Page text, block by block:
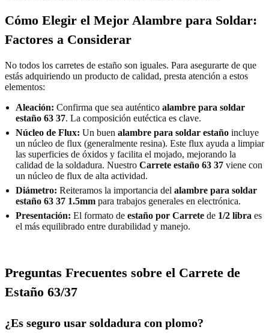
Cómo Elegir el Mejor Alambre para Soldar:
Factores a Considerar
No todos los carretes de estaño son iguales. Para asegurarte de que
estás adquiriendo un producto de calidad, presta atención a estos
elementos:
Aleación: Confirma que sea auténtico alambre para soldar
estaño 63 37. La composición eutéctica es clave.
Núcleo de Flux: Un buen alambre para soldar estaño incluye
un núcleo de flux (generalmente resina). Este flux ayuda a limpiar
las superficies de óxidos y facilita el mojado, mejorando la
calidad de la soldadura. Nuestro Carrete estaño 63 37 viene con
un núcleo de flux de alta actividad.
Diámetro: Reiteramos la importancia del alambre para soldar
estaño 63 37 1.5mm para trabajos generales en electrónica.
Presentación: El formato de estaño por Carrete de 1/2 libra es
el más equilibrado entre durabilidad y manejo.
Preguntas Frecuentes sobre el Carrete de
Estaño 63/37
¿Es seguro usar soldadura con plomo?